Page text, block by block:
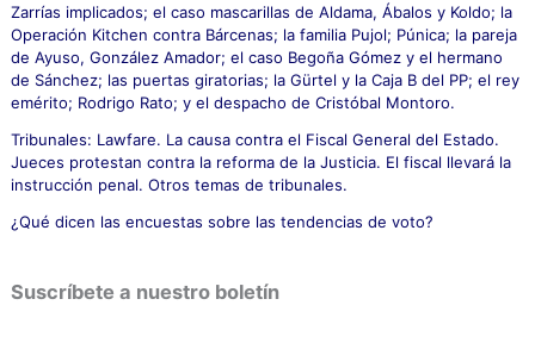
Zarrías implicados; el caso mascarillas de Aldama, Ábalos y Koldo; la
Operación Kitchen contra Bárcenas; la familia Pujol; Púnica; la pareja
de Ayuso, González Amador; el caso Begoña Gómez y el hermano
de Sánchez; las puertas giratorias; la Gürtel y la Caja B del PP; el rey
emérito; Rodrigo Rato; y el despacho de Cristóbal Montoro.
Tribunales: Lawfare. La causa contra el Fiscal General del Estado.
Jueces protestan contra la reforma de la Justicia. El fiscal llevará la
instrucción penal. Otros temas de tribunales.
¿Qué dicen las encuestas sobre las tendencias de voto?
Suscríbete a nuestro boletín